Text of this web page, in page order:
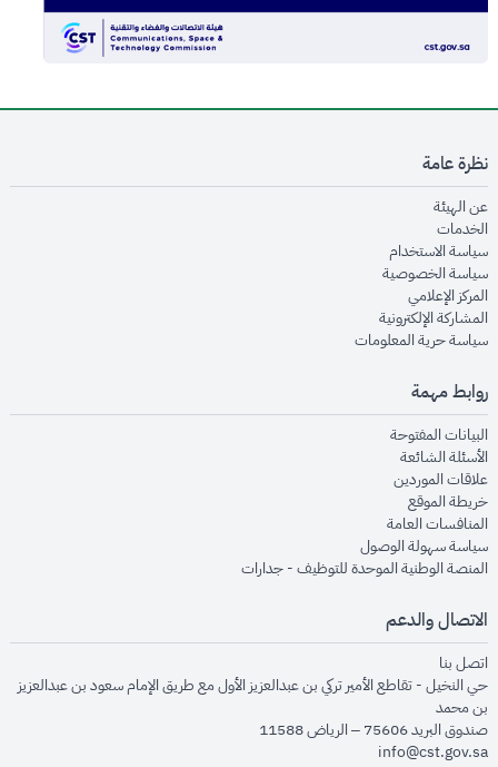
نظرة عامة
عن الهيئةopens in new window
الخدماتopens in new window
سياسة الاستخدام
سياسة الخصوصيةopens in new window
المركز الإعلاميopens in new window
المشاركة الإلكترونيةopens in new window
سياسة حرية المعلوماتopens in new window
روابط مهمة
البيانات المفتوحةopens in new window
الأسئلة الشائعةopens in new window
علاقات الموردينopens in new window
خريطة الموقعopens in new window
المنافسات العامةopens in new window
سياسة سهولة الوصولopens in new window
المنصة الوطنية الموحدة للتوظيف - جداراتopens in new window
الاتصال والدعم
اتصل بنا
حي النخيل - تقاطع الأمير تركي بن عبدالعزيز الأول مع طريق الإمام سعود بن عبدالعزيز
بن محمد
صندوق البريد 75606 – الرياض 11588
info@cst.gov.sa